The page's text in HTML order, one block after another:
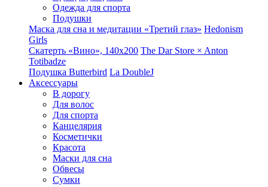
Одежда для спорта
Подушки
Маска для сна и медитации «Третий глаз» Hedonism
Girls
Скатерть «Вино», 140х200 The Dar Store × Anton
Totibadze
Подушка Butterbird La DoubleJ
Аксессуары
В дорогу
Для волос
Для спорта
Канцелярия
Косметички
Красота
Маски для сна
Обвесы
Сумки